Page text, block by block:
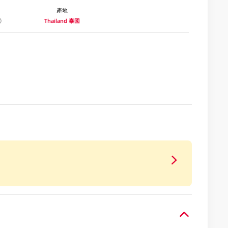
產地
Thailand 泰國